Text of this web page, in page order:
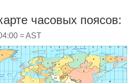
часовых поясов:
= AST